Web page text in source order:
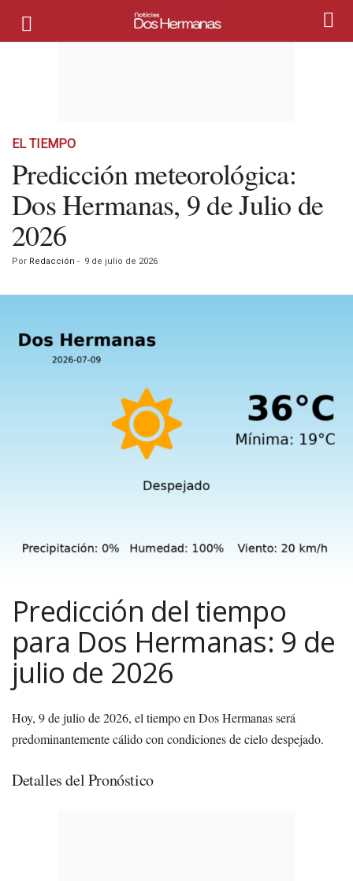
EL TIEMPO
Predicción meteorológica:
Dos Hermanas, 9 de Julio de
2026
Por Redacción - 9 de julio de 2026
Predicción del tiempo
para Dos Hermanas: 9 de
julio de 2026
Hoy, 9 de julio de 2026, el tiempo en Dos Hermanas será
predominantemente cálido con condiciones de cielo despejado.
Detalles del Pronóstico